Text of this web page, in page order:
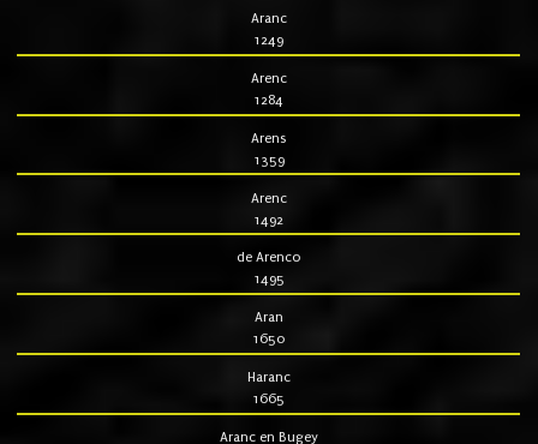
Aranc
1249
Arenc
1284
Arens
1359
Arenc
1492
de Arenco
1495
Aran
1650
Haranc
1665
Aranc en Bugey